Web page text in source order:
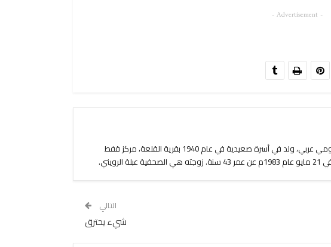
- Advertisement -
أمل دنقل هو شاعر مصري مشهور قومي عربي، ولد في أسرة صعيدية في عام 1940 بقرية القلعة، مركز قفط
التالي
شيء يحترق